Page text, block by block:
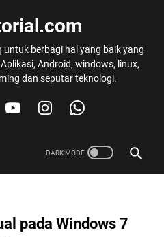
berbagi hal yang baik yang
Android, windows, linux,
dan seputar teknologi.
pada Windows 7